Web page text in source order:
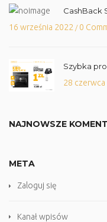
CashBack
16 września 2022 /0
Szybka
28 czerwca
NAJNOWSZE
META
Zaloguj się
Kanał wpisów